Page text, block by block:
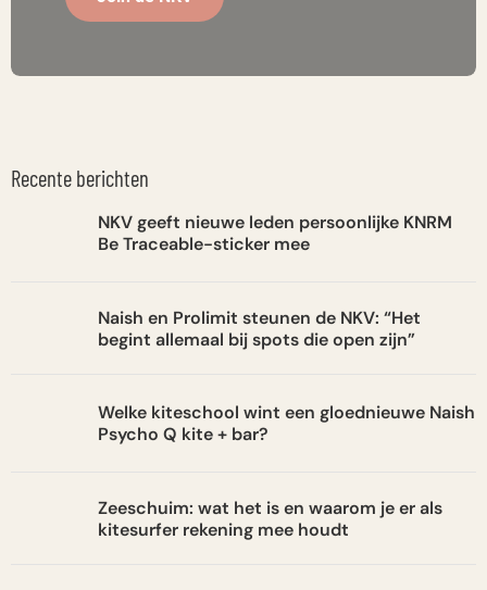
Recente berichten
NKV geeft nieuwe leden persoonlijke KNRM
Be Traceable-sticker mee
Naish en Prolimit steunen de NKV: “Het
begint allemaal bij spots die open zijn”
Welke kiteschool wint een gloednieuwe Naish
Psycho Q kite + bar?
Zeeschuim: wat het is en waarom je er als
kitesurfer rekening mee houdt